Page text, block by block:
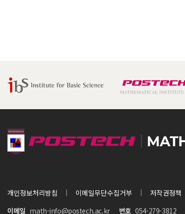
개인정보처리방침 이메일무단수집거부
저작권정책
이메일 math-info@postech.ac.kr 번호 054-279-3812